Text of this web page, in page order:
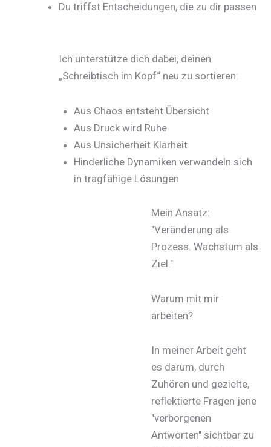
Du triffst Entscheidungen, die zu dir passen
Ich unterstütze dich dabei, deinen
„Schreibtisch im Kopf“ neu zu sortieren:
Aus Chaos entsteht Übersicht
Aus Druck wird Ruhe
Aus Unsicherheit Klarheit
Hinderliche Dynamiken verwandeln sich
in tragfähige Lösungen
Mein Ansatz:
"Veränderung als
Prozess. Wachstum als
Ziel."
Warum mit mir
arbeiten?
In meiner Arbeit geht
es darum, durch
Zuhören und gezielte,
reflektierte Fragen jene
"verborgenen
Antworten" sichtbar zu